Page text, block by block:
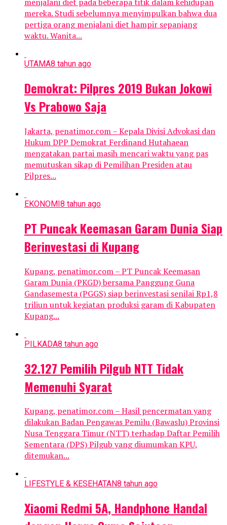
mereka. Studi sebelumnya menyimpulkan bahwa dua
pertiga orang menjalani diet hampir sepanjang
waktu. Wanita...
UTAMA8 tahun ago
Demokrat: Pilpres 2019 Bukan Jokowi
Vs Prabowo Saja
Jakarta, penatimor.com – Kepala Divisi Advokasi dan
Hukum DPP Demokrat Ferdinand Hutahaean
mengatakan partai masih mencari waktu yang pas
memutuskan sikap di Pemilihan Presiden atau
Pilpres...
EKONOMI8 tahun ago
PT Puncak Keemasan Garam Dunia Siap
Berinvestasi di Kupang
Kupang, penatimor.com – PT Puncak Keemasan
Garam Dunia (PKGD) bersama Panggung Guna
Gandasemesta (PGGS) siap berinvestasi senilai Rp1,8
triliun untuk kegiatan produksi garam di Kabupaten
Kupang...
PILKADA8 tahun ago
32.127 Pemilih Pilgub NTT Tidak
Memenuhi Syarat
Kupang, penatimor.com – Hasil pencermatan yang
dilakukan Badan Pengawas Pemilu (Bawaslu) Provinsi
Nusa Tenggara Timur (NTT) terhadap Daftar Pemilih
Sementara (DPS) Pilgub yang diumumkan KPU,
ditemukan...
LIFESTYLE & KESEHATAN8 tahun ago
Xiaomi Redmi 5A, Handphone Handal